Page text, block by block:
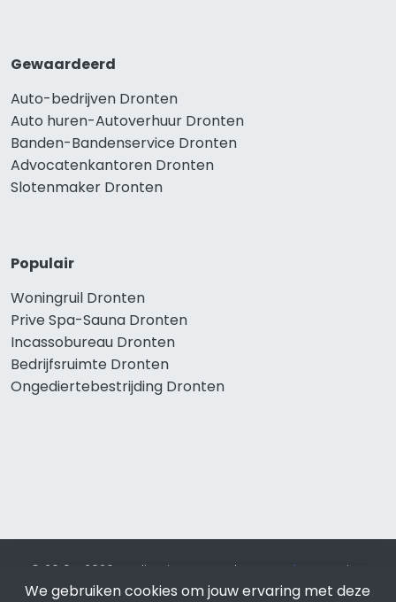
Gewaardeerd
Auto-bedrijven Dronten
Auto huren-Autoverhuur Dronten
Banden-Bandenservice Dronten
Advocatenkantoren Dronten
Slotenmaker Dronten
Populair
Woningruil Dronten
Prive Spa-Sauna Dronten
Incassobureau Dronten
Bedrijfsruimte Dronten
Ongediertebestrijding Dronten
© 2019 - 2026 Realisatie en SEO door SEO-bureau
Lion
Internet. Betaal alleen voor bewezen resultaten?SEO
We gebruiken cookies om jouw ervaring met deze